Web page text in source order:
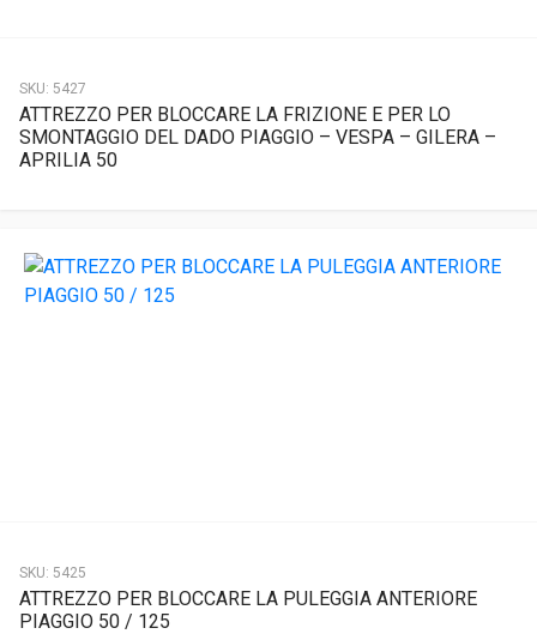
SKU: 5427
ATTREZZO PER BLOCCARE LA FRIZIONE E PER LO
SMONTAGGIO DEL DADO PIAGGIO – VESPA – GILERA –
APRILIA 50
SKU: 5425
ATTREZZO PER BLOCCARE LA PULEGGIA ANTERIORE
PIAGGIO 50 / 125